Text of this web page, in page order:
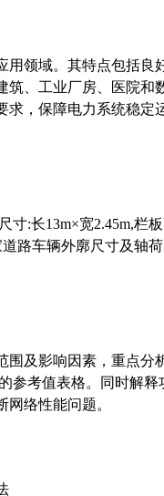
用领域。其特点包括良
筑、工业厂房、医院和
，保障电力系统稳定
寸:长13m×宽2.45m,栏
路车辆外廓尺寸及轴
及影响因素，重点分
参考值表格。同时解
络性能问题。